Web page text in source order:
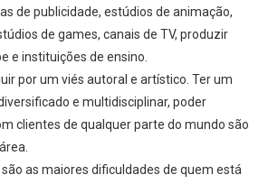
de publicidade, estúdios de animação,
de games, canais de TV, produzir
e instituições de ensino.
por um viés autoral e artístico. Ter um
e multidisciplinar, poder
clientes de qualquer parte do mundo são
as maiores dificuldades de quem está